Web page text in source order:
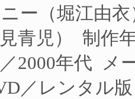
ー（堀江由
青児） 制作
2000年代 メ
／レンタル